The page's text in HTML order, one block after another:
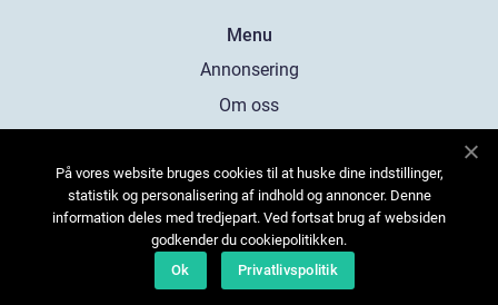
Menu
Annonsering
Om oss
Kontakta oss
Sitemap
På vores website bruges cookies til at huske dine indstillinger,
statistik og personalisering af indhold og annoncer. Denne
information deles med tredjepart. Ved fortsat brug af websiden
godkender du cookiepolitikken.
Ok
Privatlivspolitik